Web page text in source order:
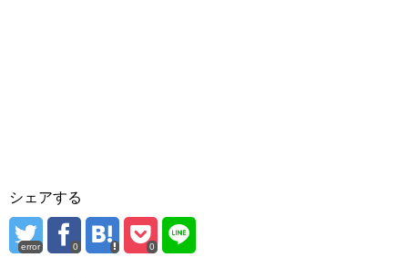
シェアする
error 0 0